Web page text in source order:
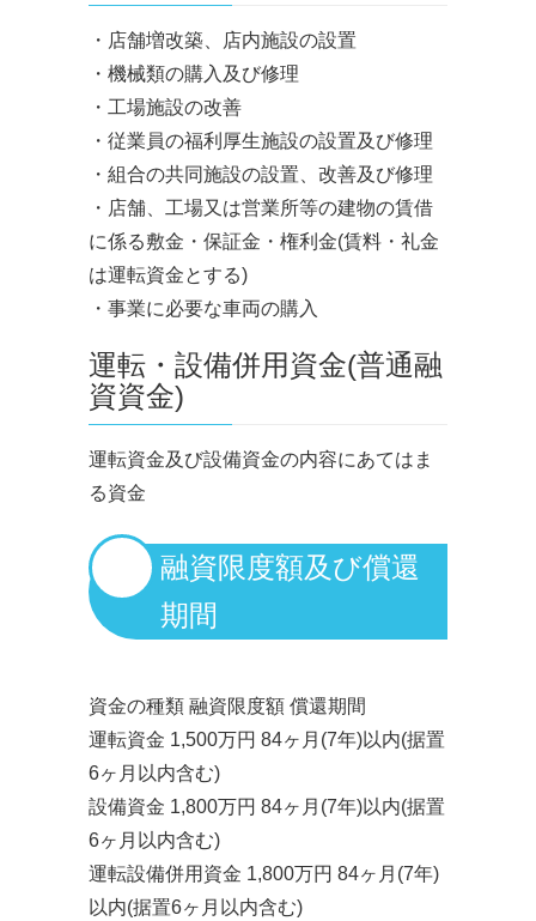
・店舗増改築、店内施設の設置
・機械類の購入及び修理
・工場施設の改善
・従業員の福利厚生施設の設置及び修理
・組合の共同施設の設置、改善及び修理
・店舗、工場又は営業所等の建物の賃借
に係る敷金・保証金・権利金(賃料・礼金
は運転資金とする)
・事業に必要な車両の購入
運転・設備併用資金(普通融
資資金)
運転資金及び設備資金の内容にあてはま
る資金
融資限度額及び償還
期間
資金の種類 融資限度額 償還期間
運転資金 1,500万円 84ヶ月(7年)以内(据置
6ヶ月以内含む)
設備資金 1,800万円 84ヶ月(7年)以内(据置
6ヶ月以内含む)
運転設備併用資金 1,800万円 84ヶ月(7年)
以内(据置6ヶ月以内含む)